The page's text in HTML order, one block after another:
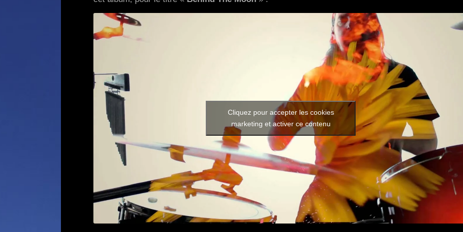
Cliquez pour accepter les cookies
marketing et activer ce contenu